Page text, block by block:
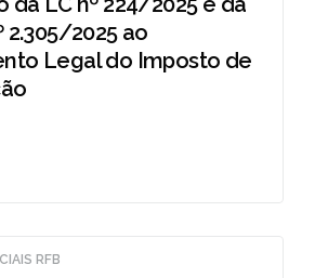
2.305/2025 ao
Legal do Imposto de
RFB